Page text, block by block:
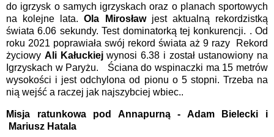
do igrzysk o samych igrzyskach oraz o planach sportowych
na kolejne lata.Ola Mirosławjest aktualną rekordzistką
świata 6.06 sekundy. Test dominatorką tej konkurencji. . Od
roku 2021 poprawiała swój rekord świata aż 9 razy
Rekord
życiowy Ali Kałuckiejwynosi 6.38 i został ustanowiony na
Igrzyskach w Paryżu.
Ściana do wspinaczki ma 15 metrów
wysokości i jest odchylona od pionu o 5 stopni. Trzeba na
nią wejść a raczej jak najszybciej wbiec..
Misja ratunkowa pod Annapurną - Adam Bielecki i
Mariusz Hatala